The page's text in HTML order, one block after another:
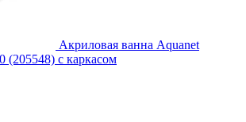
Акриловая ванна Aquanet
(205548) с каркасом